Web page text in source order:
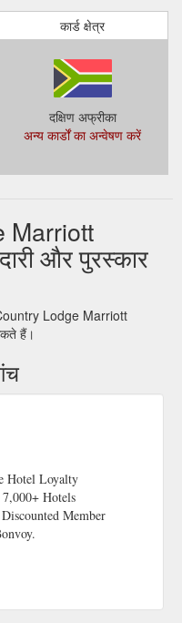
कार्ड क्षेत्र
दक्षिण अफ्रीका
अन्य कार्डों का अन्वेषण करें
Marriott
और पुरस्कार
Lodge Marriott
हैं।
Hotel Loyalty
Hotels
Member